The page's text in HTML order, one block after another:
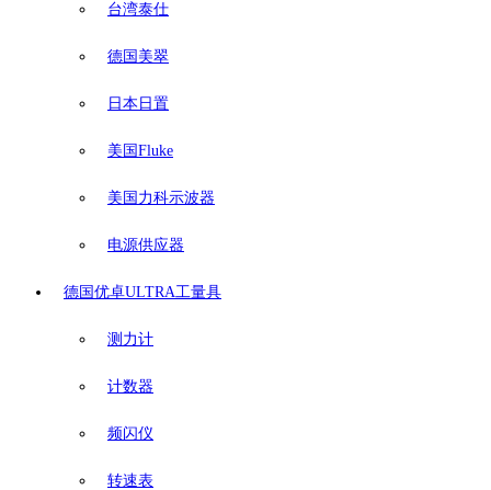
台湾泰仕
德国美翠
日本日置
美国Fluke
美国力科示波器
电源供应器
德国优卓ULTRA工量具
测力计
计数器
频闪仪
转速表